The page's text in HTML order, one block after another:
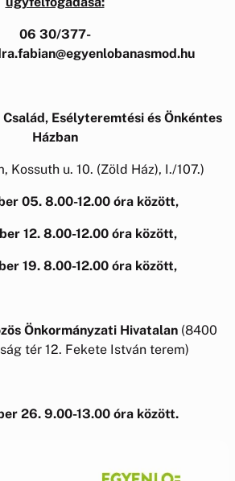
06 30/377-
Esélyteremtési és Önkéntes
Házban
Kossuth u. 10. (Zöld Ház), I./107.)
05. 8.00-12.00 óra között,
12. 8.00-12.00 óra között,
19. 8.00-12.00 óra között,
Önkormányzati Hivatalan (8400
tér 12. Fekete István terem)
26. 9.00-13.00 óra között.